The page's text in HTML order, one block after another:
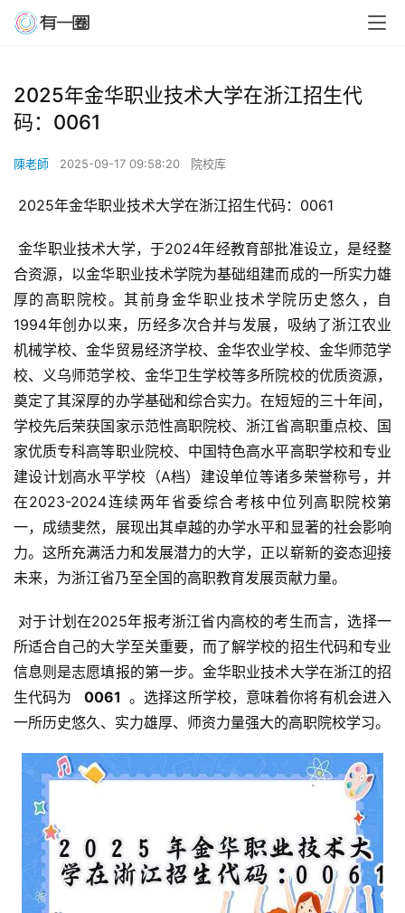
2025年金华职业技术大学在浙江招生代
码：0061
陳老師 2025-09-17 09:58:20 院校库
2025年金华职业技术大学在浙江招生代码：0061
金华职业技术大学，于2024年经教育部批准设立，是经整
合资源，以金华职业技术学院为基础组建而成的一所实力雄
厚的高职院校。其前身金华职业技术学院历史悠久，自
1994年创办以来，历经多次合并与发展，吸纳了浙江农业
机械学校、金华贸易经济学校、金华农业学校、金华师范学
校、义乌师范学校、金华卫生学校等多所院校的优质资源，
奠定了其深厚的办学基础和综合实力。在短短的三十年间，
学校先后荣获国家示范性高职院校、浙江省高职重点校、国
家优质专科高等职业院校、中国特色高水平高职学校和专业
建设计划高水平学校（A档）建设单位等诸多荣誉称号，并
在2023-2024连续两年省委综合考核中位列高职院校第
一，成绩斐然，展现出其卓越的办学水平和显著的社会影响
力。这所充满活力和发展潜力的大学，正以崭新的姿态迎接
未来，为浙江省乃至全国的高职教育发展贡献力量。
所适合自己的大学至关重要，而了解学校的招生代码和专业
信息则是志愿填报的第一步。金华职业技术大学在浙江的招
生代码为
  0061
。选择这所学校，意味着你将有机会进入
一所历史悠久、实力雄厚、师资力量强大的高职院校学习。